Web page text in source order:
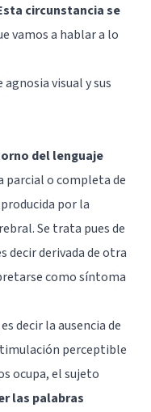
circunstancia se
vamos a hablar a lo
agnosia visual y sus
del lenguaje
parcial o completa de
por la
Se trata pues de
decir derivada de otra
como síntoma
decir la ausencia de
perceptible
ocupa, el sujeto
las palabras